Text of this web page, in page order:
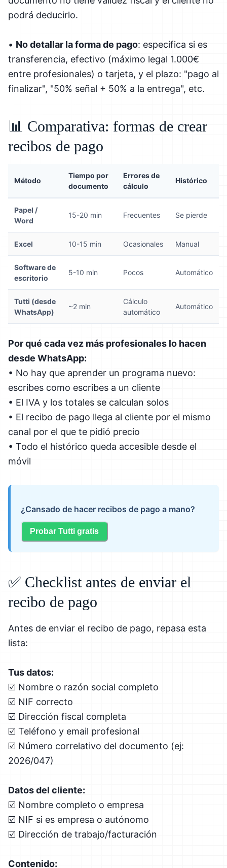
podrá deducirlo.
• No detallar la forma de pago: especifica si es
transferencia, efectivo (máximo legal 1.000€
entre profesionales) o tarjeta, y el plazo: "pago al
finalizar", "50% señal + 50% a la entrega", etc.
📊 Comparativa: formas de crear
recibos de pago
Método
Tiempo por
documento
Errores de
cálculo
Histórico
Papel /
Word
15-20 min Frecuentes Se pierde
Excel 10-15 min Ocasionales Manual
Software de
escritorio
5-10 min Pocos Automático
Tutti (desde
WhatsApp)
~2 min
Cálculo
automático
Automático
Por qué cada vez más profesionales lo hacen
desde WhatsApp:
• No hay que aprender un programa nuevo:
escribes como escribes a un cliente
• El IVA y los totales se calculan solos
• El recibo de pago llega al cliente por el mismo
canal por el que te pidió precio
• Todo el histórico queda accesible desde el
móvil
¿Cansado de hacer recibos de pago a mano?
Probar Tutti gratis
✅ Checklist antes de enviar el
recibo de pago
Antes de enviar el recibo de pago, repasa esta
lista:
Tus datos:
☑️ Nombre o razón social completo
☑️ NIF correcto
☑️ Dirección fiscal completa
☑️ Teléfono y email profesional
☑️ Número correlativo del documento (ej:
2026/047)
Datos del cliente:
☑️ Nombre completo o empresa
☑️ NIF si es empresa o autónomo
☑️ Dirección de trabajo/facturación
Contenido: